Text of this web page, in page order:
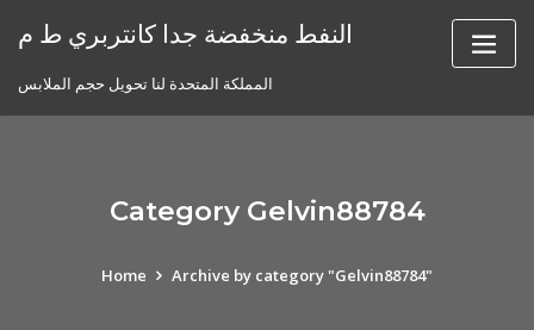
النفط منخفضة جدا كانتربري ط م
المملكة المتحدة لنا تحويل حجم الملابس
Category Gelvin88784
Home Archive by category "Gelvin88784"